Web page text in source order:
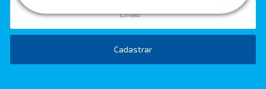
Responsabilidade social
Blog
Cadastrar